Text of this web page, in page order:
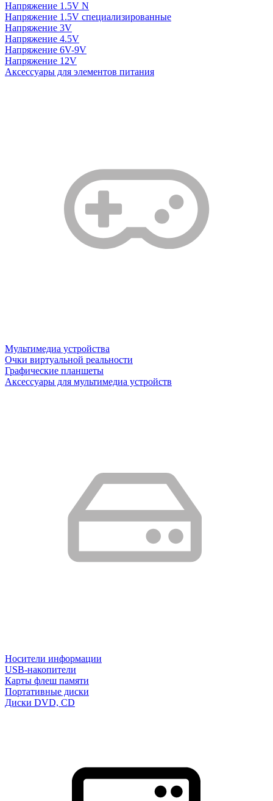
Напряжение 1.5V N
Напряжение 1.5V специализированные
Напряжение 3V
Напряжение 4.5V
Напряжение 6V-9V
Напряжение 12V
Аксессуары для элементов питания
Мультимедиа устройства
Очки виртуальной реальности
Графические планшеты
Аксессуары для мультимедиа устройств
Носители информации
USB-накопители
Карты флеш памяти
Портативные диски
Диски DVD, CD